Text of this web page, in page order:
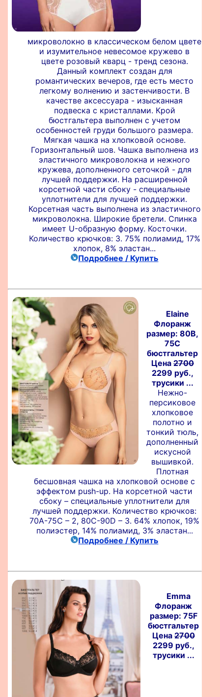
микроволокно в классическом белом цвете
и изумительное невесомое кружево в
цвете розовый кварц - тренд сезона.
Данный комплект создан для
романтических вечеров, где есть место
легкому волнению и застенчивости. В
качестве аксессуара - изысканная
подвеска с кристаллами. Крой
бюстгальтера выполнен с учетом
особенностей груди большого размера.
Мягкая чашка на хлопковой основе.
Горизонтальный шов. Чашка выполнена из
эластичного микроволокна и нежного
кружева, дополненного сеточкой - для
лучшей поддержки. На расширенной
корсетной части сбоку - специальные
уплотнители для лучшей поддержки.
Корсетная часть выполнена из эластичного
микроволокна. Широкие бретели. Спинка
имеет U-образную форму. Косточки.
Количество крючков: 3. 75% полиамид, 17%
хлопок, 8% эластан...
Подробнее / Купить
Elaine
Флоранж
размер: 80B,
75C
бюстгальтер
Цена 2700
2299 руб.,
трусики ...
Нежно-
персиковое
хлопковое
полотно и
тонкий тюль,
дополненный
искусной
вышивкой.
Плотная
бесшовная чашка на хлопковой основе c
эффектом push-up. На корсетной части
сбоку – специальные уплотнители для
лучшей поддержки. Количество крючков:
70A-75C – 2, 80C-90D – 3. 64% хлопок, 19%
полиэстер, 14% полиамид, 3% эластан...
Подробнее / Купить
Emma
Флоранж
размер: 75F
бюстгальтер
Цена 2700
2299 руб.,
трусики ...